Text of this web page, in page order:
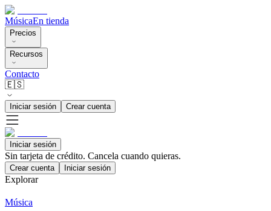
MúsicaEn tienda
Precios
Recursos
Contacto
🇪🇸
Iniciar sesión Crear cuenta
Iniciar sesión
Sin tarjeta de crédito. Cancela cuando quieras.
Crear cuenta Iniciar sesión
Explorar
Música